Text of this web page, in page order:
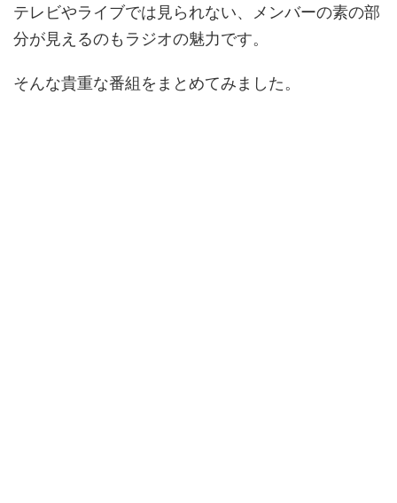
テレビやライブでは見られない、メンバーの素の部
分が見えるのもラジオの魅力です。
そんな貴重な番組をまとめてみました。